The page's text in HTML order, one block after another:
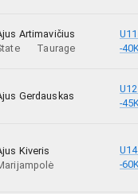
Artimavičius
Taurage
-
Gerdauskas
-
Kiveris
-